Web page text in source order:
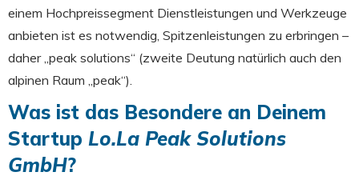
einem Hochpreissegment Dienstleistungen und Werkzeuge
anbieten ist es notwendig, Spitzenleistungen zu erbringen –
daher „peak solutions“ (zweite Deutung natürlich auch den
alpinen Raum „peak“).
Was ist das Besondere an Deinem
Startup Lo.La Peak Solutions
GmbH?